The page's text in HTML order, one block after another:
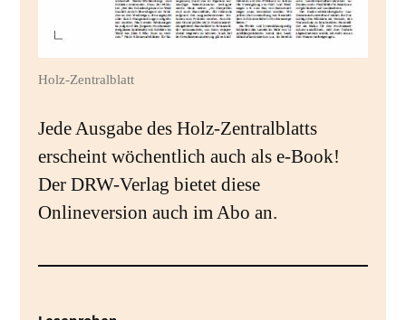
Holz-Zentralblatt
Jede Ausgabe des Holz-Zentralblatts
erscheint wöchentlich auch als e-Book!
Der DRW-Verlag bietet diese
Onlineversion auch im Abo an.